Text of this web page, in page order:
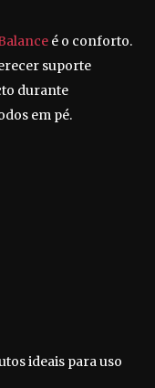
é o conforto.
suporte
durante
em pé.
ideais para uso